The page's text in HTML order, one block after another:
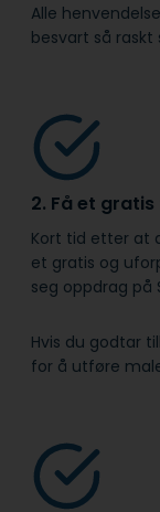
Alle
besvart så raskt
2. Få et
Kort tid etter at
et gratis og
seg oppdrag på
Hvis du godtar
for å utføre